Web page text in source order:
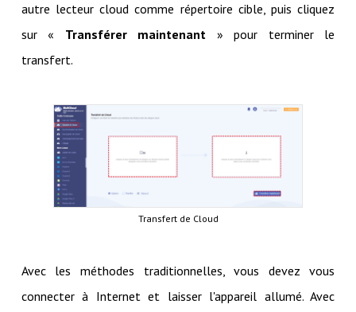
autre lecteur cloud comme répertoire cible, puis cliquez
sur « Transférer maintenant » pour terminer le
transfert.
Transfert de Cloud
Avec les méthodes traditionnelles, vous devez vous
connecter à Internet et laisser l'appareil allumé. Avec